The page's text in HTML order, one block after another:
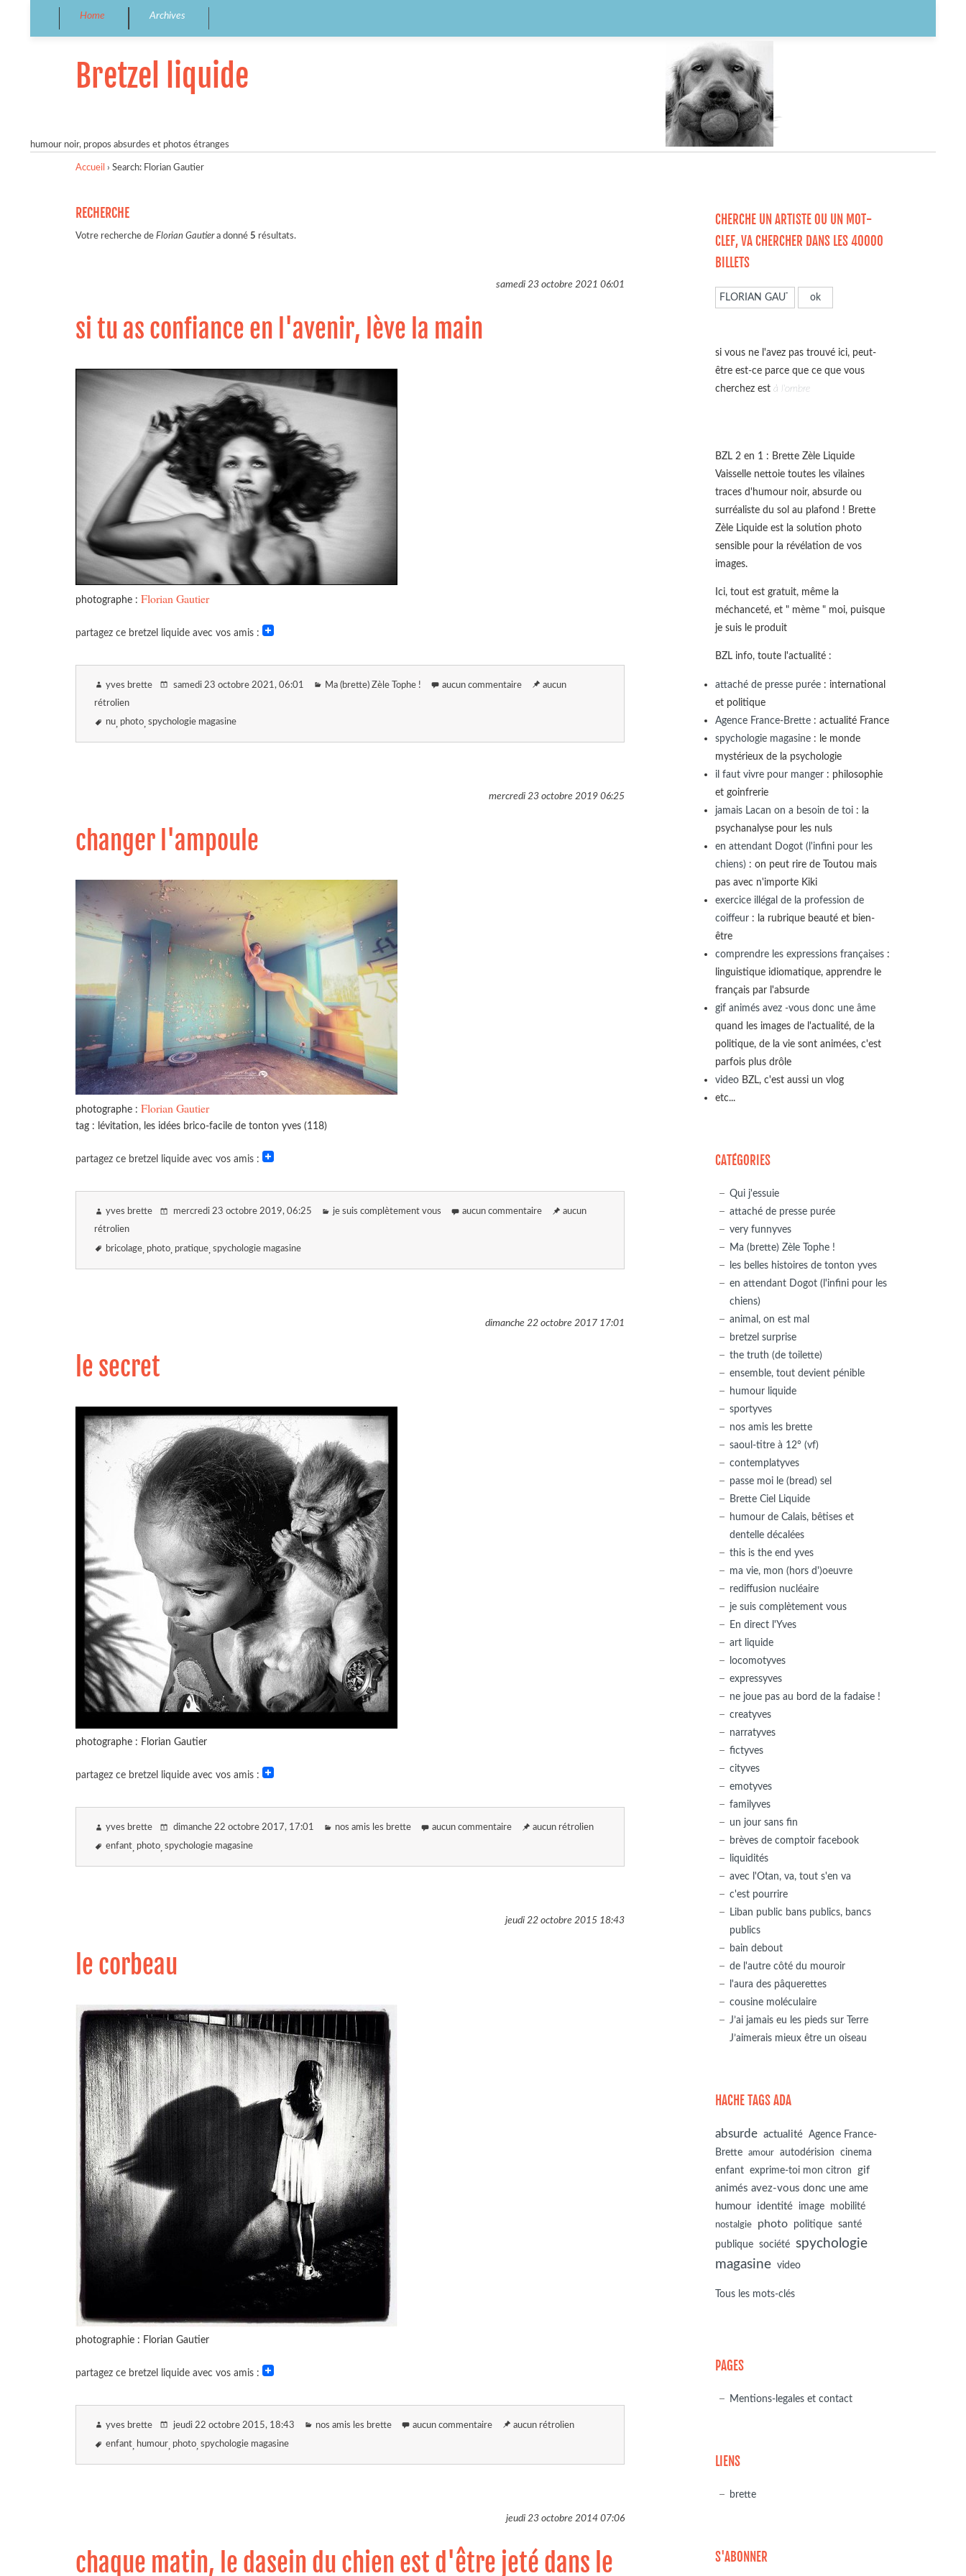
Home Archives
Bretzel liquide
humour noir, propos absurdes et photos étranges
Accueil › Search: Florian Gautier
RECHERCHE
Votre recherche de Florian Gautiera donné 5 résultats.
samedi 23 octobre 2021 06:01
si tu as confiance en l'avenir, lève la main
photographe : Florian Gautier
partagez ce bretzel liquide avec vos amis :
yves brette samedi 23 octobre 2021 , 06:01 Ma (brette) Zèle Tophe ! aucun commentaire
aucun
rétrolien
nu photo spychologie magasine
mercredi 23 octobre 2019 06:25
changer l'ampoule
photographe : Florian Gautier
tag : lévitation, les idées brico-facile de tonton yves (118)
partagez ce bretzel liquide avec vos amis :
yves brette mercredi 23 octobre 2019, 06:25 je suis complètement vous aucun commentaire
aucun
rétrolien
bricolage photo pratique spychologie magasine
dimanche 22 octobre 2017 17:01
le secret
photographe : Florian Gautier
partagez ce bretzel liquide avec vos amis :
yves brette dimanche 22 octobre 2017, 17:01 nos amis les brette aucun commentaire aucun rétrolien
enfant photo spychologie magasine
jeudi 22 octobre 2015 18:43
le corbeau
photographie : Florian Gautier
partagez ce bretzel liquide avec vos amis :
yves brette jeudi 22 octobre 2015, 18:43 nos amis les brette aucun commentaire aucun rétrolien
enfant humour photo spychologie magasine
jeudi 23 octobre 2014 07:06
chaque matin, le dasein du chien est d'être jeté dans le
CHERCHE UN ARTISTE OU UN MOT-
CLEF, VA CHERCHER DANS LES 40000
BILLETS
si vous ne l'avez pas trouvé ici, peut-
être est-ce parce que ce que vous
cherchez està l'ombre
BZL 2 en 1 : Brette Zèle Liquide
Vaisselle nettoie toutes les vilaines
traces d'humour noir, absurde ou
surréaliste du sol au plafond ! Brette
Zèle Liquide est la solution photo
sensible pour la révélation de vos
images.
Ici, tout est gratuit, même la
méchanceté, et " mème " moi, puisque
je suis le produit
BZL info, toute l'actualité :
attaché de presse purée : international
et politique
Agence France-Brette : actualité France
spychologie magasine : le monde
mystérieux de la psychologie
il faut vivre pour manger : philosophie
et goinfrerie
jamais Lacan on a besoin de toi : la
psychanalyse pour les nuls
en attendant Dogot (l'infini pour les
chiens) : on peut rire de Toutou mais
pas avec n'importe Kiki
exercice illégal de la profession de
coiffeur : la rubrique beauté et bien-
être
comprendre les expressions françaises :
linguistique idiomatique, apprendre le
français par l'absurde
gif animés avez -vous donc une âme
quand les images de l'actualité, de la
politique, de la vie sont animées, c'est
parfois plus drôle
video BZL, c'est aussi un vlog
etc...
CATÉGORIES
Qui j'essuie
attaché de presse purée
very funnyves
Ma (brette) Zèle Tophe !
les belles histoires de tonton yves
en attendant Dogot (l'infini pour les
chiens)
animal, on est mal
bretzel surprise
the truth (de toilette)
ensemble, tout devient pénible
humour liquide
sportyves
nos amis les brette
saoul-titre à 12° (vf)
contemplatyves
passe moi le (bread) sel
Brette Ciel Liquide
humour de Calais, bêtises et
dentelle décalées
this is the end yves
ma vie, mon (hors d')oeuvre
rediffusion nucléaire
je suis complètement vous
En direct l'Yves
art liquide
locomotyves
expressyves
ne joue pas au bord de la fadaise !
creatyves
narratyves
fictyves
cityves
emotyves
familyves
un jour sans fin
brèves de comptoir facebook
liquidités
avec l'Otan, va, tout s'en va
c'est pourrire
Liban public bans publics, bancs
publics
bain debout
de l'autre côté du mouroir
l'aura des pâquerettes
cousine moléculaire
J’ai jamais eu les pieds sur Terre
J’aimerais mieux être un oiseau
HACHE TAGS ADA
absurde actualité Agence France-
Brette
amour autodérision
cinema
enfant exprime-toi mon citron
gif
animés avez-vous donc une ame
humour identité image mobilité
nostalgie photo politique santé
publique société spychologie
magasine video
Tous les mots-clés
PAGES
Mentions-legales et contact
LIENS
brette
S'ABONNER